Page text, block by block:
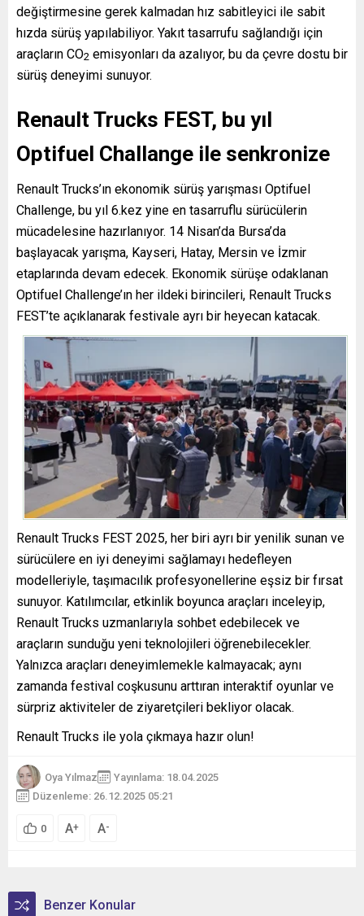
değiştirmesine gerek kalmadan hız sabitleyici ile sabit
hızda sürüş yapılabiliyor. Yakıt tasarrufu sağlandığı için
araçların CO2 emisyonları da azalıyor, bu da çevre dostu bir
sürüş deneyimi sunuyor.
Renault Trucks FEST, bu yıl
Optifuel Challange ile senkronize
Renault Trucks’ın ekonomik sürüş yarışması Optifuel
Challenge, bu yıl 6.kez yine en tasarruflu sürücülerin
mücadelesine hazırlanıyor. 14 Nisan’da Bursa’da
başlayacak yarışma, Kayseri, Hatay, Mersin ve İzmir
etaplarında devam edecek. Ekonomik sürüşe odaklanan
Optifuel Challenge’ın her ildeki birincileri, Renault Trucks
FEST’te açıklanarak festivale ayrı bir heyecan katacak.
Renault Trucks FEST 2025, her biri ayrı bir yenilik sunan ve
sürücülere en iyi deneyimi sağlamayı hedefleyen
modelleriyle, taşımacılık profesyonellerine eşsiz bir fırsat
sunuyor. Katılımcılar, etkinlik boyunca araçları inceleyip,
Renault Trucks uzmanlarıyla sohbet edebilecek ve
araçların sunduğu yeni teknolojileri öğrenebilecekler.
Yalnızca araçları deneyimlemekle kalmayacak; aynı
zamanda festival coşkusunu arttıran interaktif oyunlar ve
sürpriz aktiviteler de ziyaretçileri bekliyor olacak.
Renault Trucks ile yola çıkmaya hazır olun!
Oya Yılmaz
Yayınlama: 18.04.2025
Düzenleme: 26.12.2025 05:21
0 A+ A-
Benzer Konular